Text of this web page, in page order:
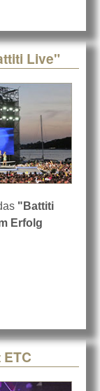
Live"
"Battiti
Erfolg